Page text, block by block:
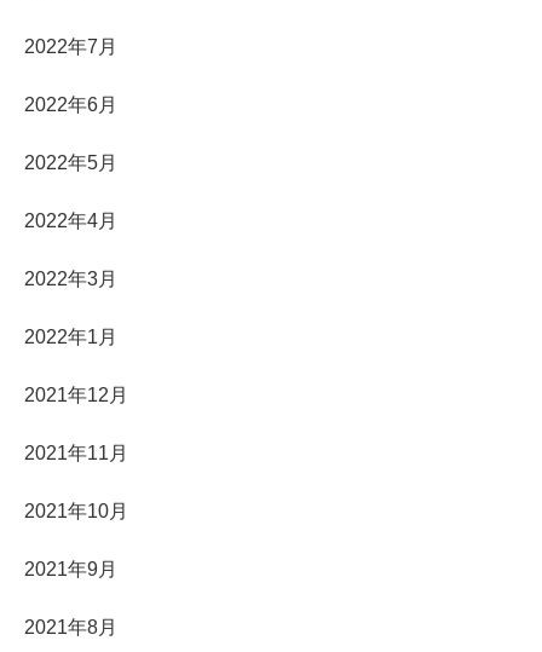
2022年7月
2022年6月
2022年5月
2022年4月
2022年3月
2022年1月
2021年12月
2021年11月
2021年10月
2021年9月
2021年8月